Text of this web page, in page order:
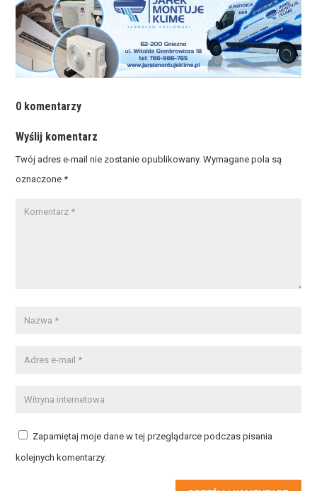
0 komentarzy
Wyślij komentarz
Twój adres e-mail nie zostanie opublikowany. Wymagane pola są
oznaczone*
Zapamiętaj moje dane w tej przeglądarce podczas pisania
kolejnych komentarzy.